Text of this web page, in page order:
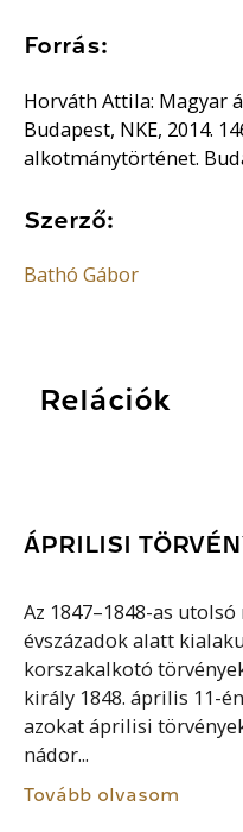
Forrás:
Horváth Attila: Magyar
Budapest, NKE, 2014.
alkotmánytörténet.
Szerző:
Bathó Gábor
Relációk
ÁPRILISI
Az 1847–1848-as
évszázadok alatt
korszakalkotó
király 1848. április 11-
azokat áprilisi
nádor...
Tovább olvasom